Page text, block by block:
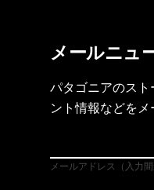
メールニュ
パタゴニアのス
ント情報などをメ
メールアドレス（入力